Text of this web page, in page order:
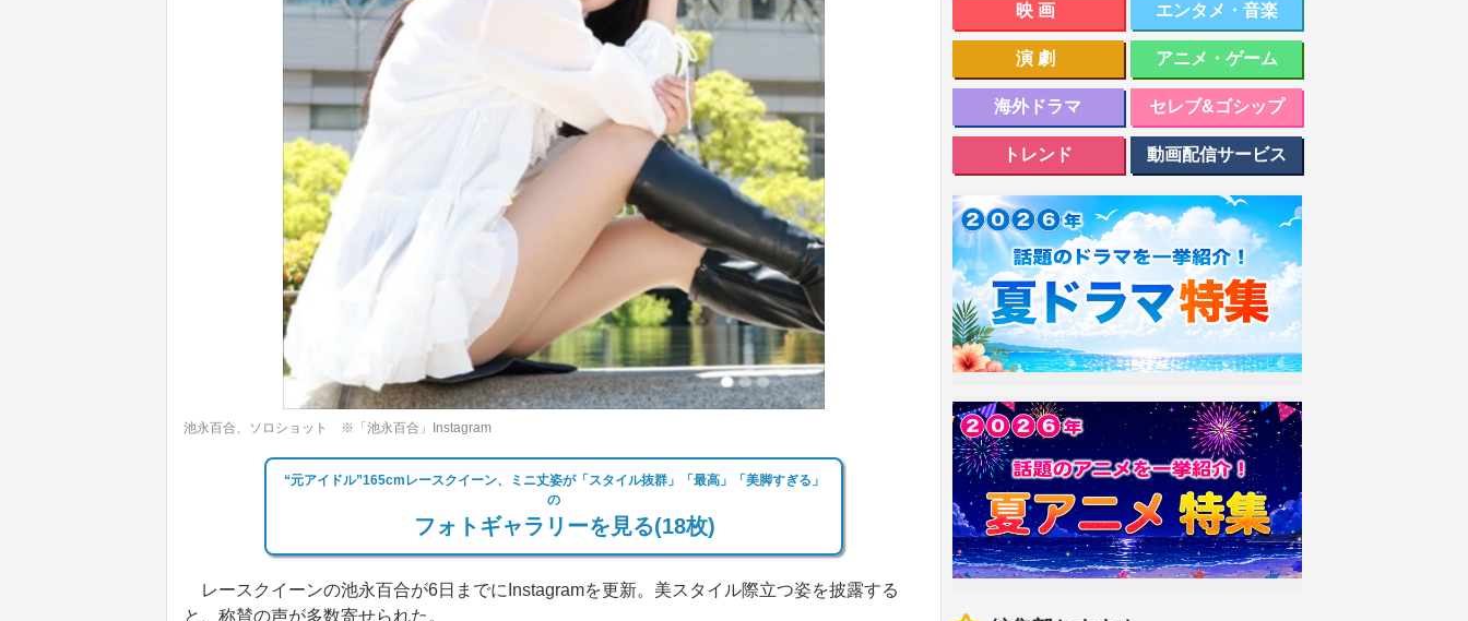
池永百合、ソロショット ※「池永百合」Instagram
“元アイドル”165cmレースクイーン、ミニ丈姿が「スタイル抜群」「最高」「美脚すぎる」
の
フォトギャラリーを見る(18枚)
レースクイーンの池永百合が6日までにInstagramを更新。美スタイル際立つ姿を披露する
と、称賛の声が多数寄せられた。
映画 エンタメ・音楽
演劇 アニメ・ゲーム
海外ドラマ セレブ&ゴシップ
トレンド 動画配信サービス